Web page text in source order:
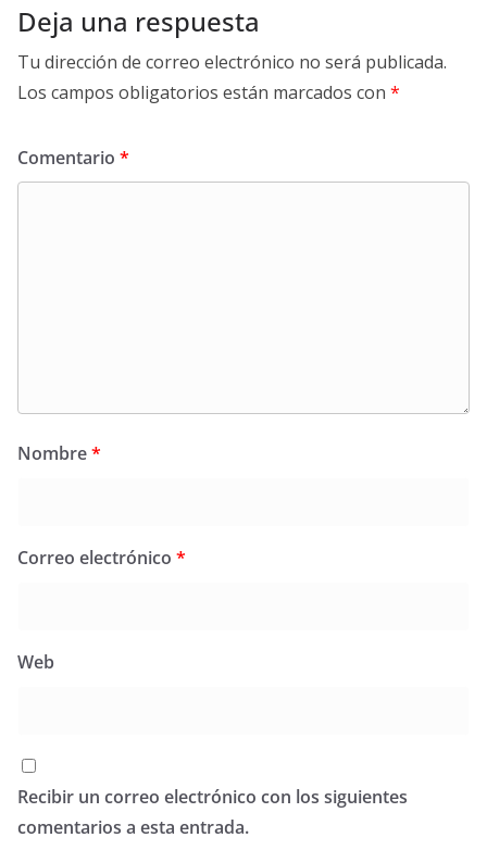
Deja una respuesta
Tu dirección de correo electrónico no será publicada.
Los campos obligatorios están marcados con *
Comentario *
Nombre*
Correo electrónico *
Web
Recibir un correo electrónico con los siguientes
comentarios a esta entrada.